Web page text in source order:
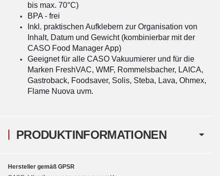
PRODUKTINFORMATIONEN
bis max. 70°C)
BPA - frei
Inkl. praktischen Aufklebern zur Organisation von
Inhalt, Datum und Gewicht (kombinierbar mit der
CASO Food Manager App)
Geeignet für alle CASO Vakuumierer und für die
Marken FreshVAC, WMF, Rommelsbacher, LAICA,
Gastroback, Foodsaver, Solis, Steba, Lava, Ohmex,
Flame Nuova uvm.
Hersteller gemäß GPSR